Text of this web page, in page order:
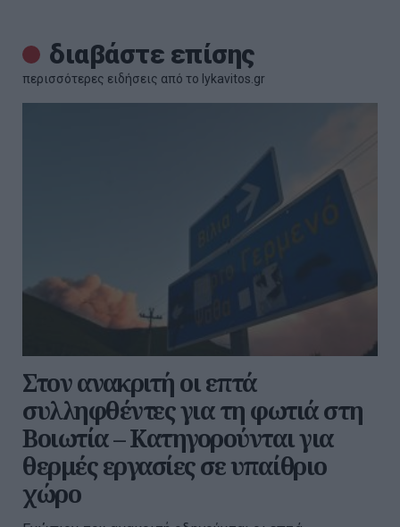
διαβάστε επίσης
περισσότερες ειδήσεις από το lykavitos.gr
Στον ανακριτή οι επτά
συλληφθέντες για τη φωτιά στη
Βοιωτία – Κατηγορούνται για
θερμές εργασίες σε υπαίθριο
χώρο